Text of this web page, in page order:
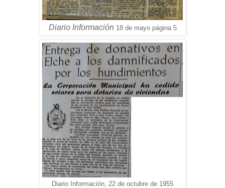
Diario Información 18 de mayo página 5
Diario Información, 22 de octubre de 1955